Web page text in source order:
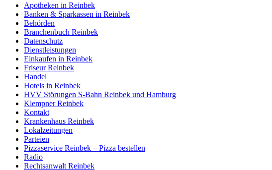
Apotheken in Reinbek
Banken & Sparkassen in Reinbek
Behörden
Branchenbuch Reinbek
Datenschutz
Dienstleistungen
Einkaufen in Reinbek
Friseur Reinbek
Handel
Hotels in Reinbek
HVV Störungen S-Bahn Reinbek und Hamburg
Klempner Reinbek
Kontakt
Krankenhaus Reinbek
Lokalzeitungen
Parteien
Pizzaservice Reinbek – Pizza bestellen
Radio
Rechtsanwalt Reinbek